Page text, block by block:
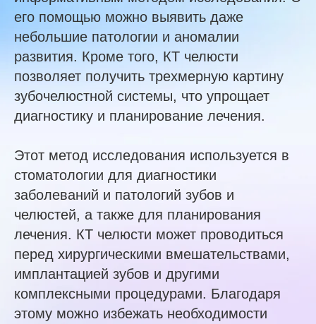
его помощью можно выявить даже
небольшие патологии и аномалии
развития. Кроме того, КТ челюсти
позволяет получить трехмерную картину
зубочелюстной системы, что упрощает
диагностику и планирование лечения.
Этот метод исследования используется в
стоматологии для диагностики
заболеваний и патологий зубов и
челюстей, а также для планирования
лечения. КТ челюсти может проводиться
перед хирургическими вмешательствами,
имплантацией зубов и другими
комплексными процедурами. Благодаря
этому можно избежать необходимости